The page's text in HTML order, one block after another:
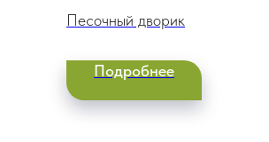
Песочный дворик
Подробнее